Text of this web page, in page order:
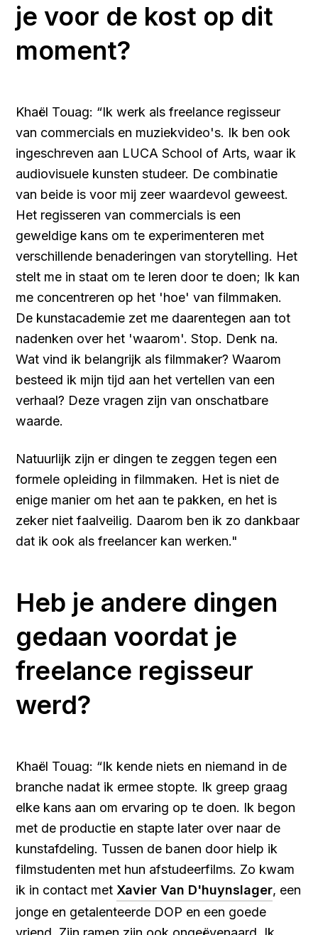
je voor de kost op dit
moment?
Khaël Touag: “Ik werk als freelance regisseur
van commercials en muziekvideo's. Ik ben ook
ingeschreven aan LUCA School of Arts, waar ik
audiovisuele kunsten studeer. De combinatie
van beide is voor mij zeer waardevol geweest.
Het regisseren van commercials is een
geweldige kans om te experimenteren met
verschillende benaderingen van storytelling. Het
stelt me in staat om te leren door te doen; Ik kan
me concentreren op het 'hoe' van filmmaken.
De kunstacademie zet me daarentegen aan tot
nadenken over het 'waarom'. Stop. Denk na.
Wat vind ik belangrijk als filmmaker? Waarom
besteed ik mijn tijd aan het vertellen van een
verhaal? Deze vragen zijn van onschatbare
waarde.
Natuurlijk zijn er dingen te zeggen tegen een
formele opleiding in filmmaken. Het is niet de
enige manier om het aan te pakken, en het is
zeker niet faalveilig. Daarom ben ik zo dankbaar
dat ik ook als freelancer kan werken."
Heb je andere dingen
gedaan voordat je
freelance regisseur
werd?
Khaël Touag: “Ik kende niets en niemand in de
branche nadat ik ermee stopte. Ik greep graag
elke kans aan om ervaring op te doen. Ik begon
met de productie en stapte later over naar de
kunstafdeling. Tussen de banen door hielp ik
filmstudenten met hun afstudeerfilms. Zo kwam
ik in contact met Xavier Van D'huynslager, een
jonge en getalenteerde DOP en een goede